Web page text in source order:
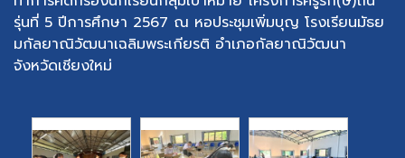
รุ่นที่ 5 ปีการศึกษา 2567 ณ หอประชุมเพิ่มบุญ โรงเรียนมัธย
มกัลยาณิวัฒนาเฉลิมพระเกียรติ อำเภอกัลยาณิวัฒนา
จังหวัดเชียงใหม่